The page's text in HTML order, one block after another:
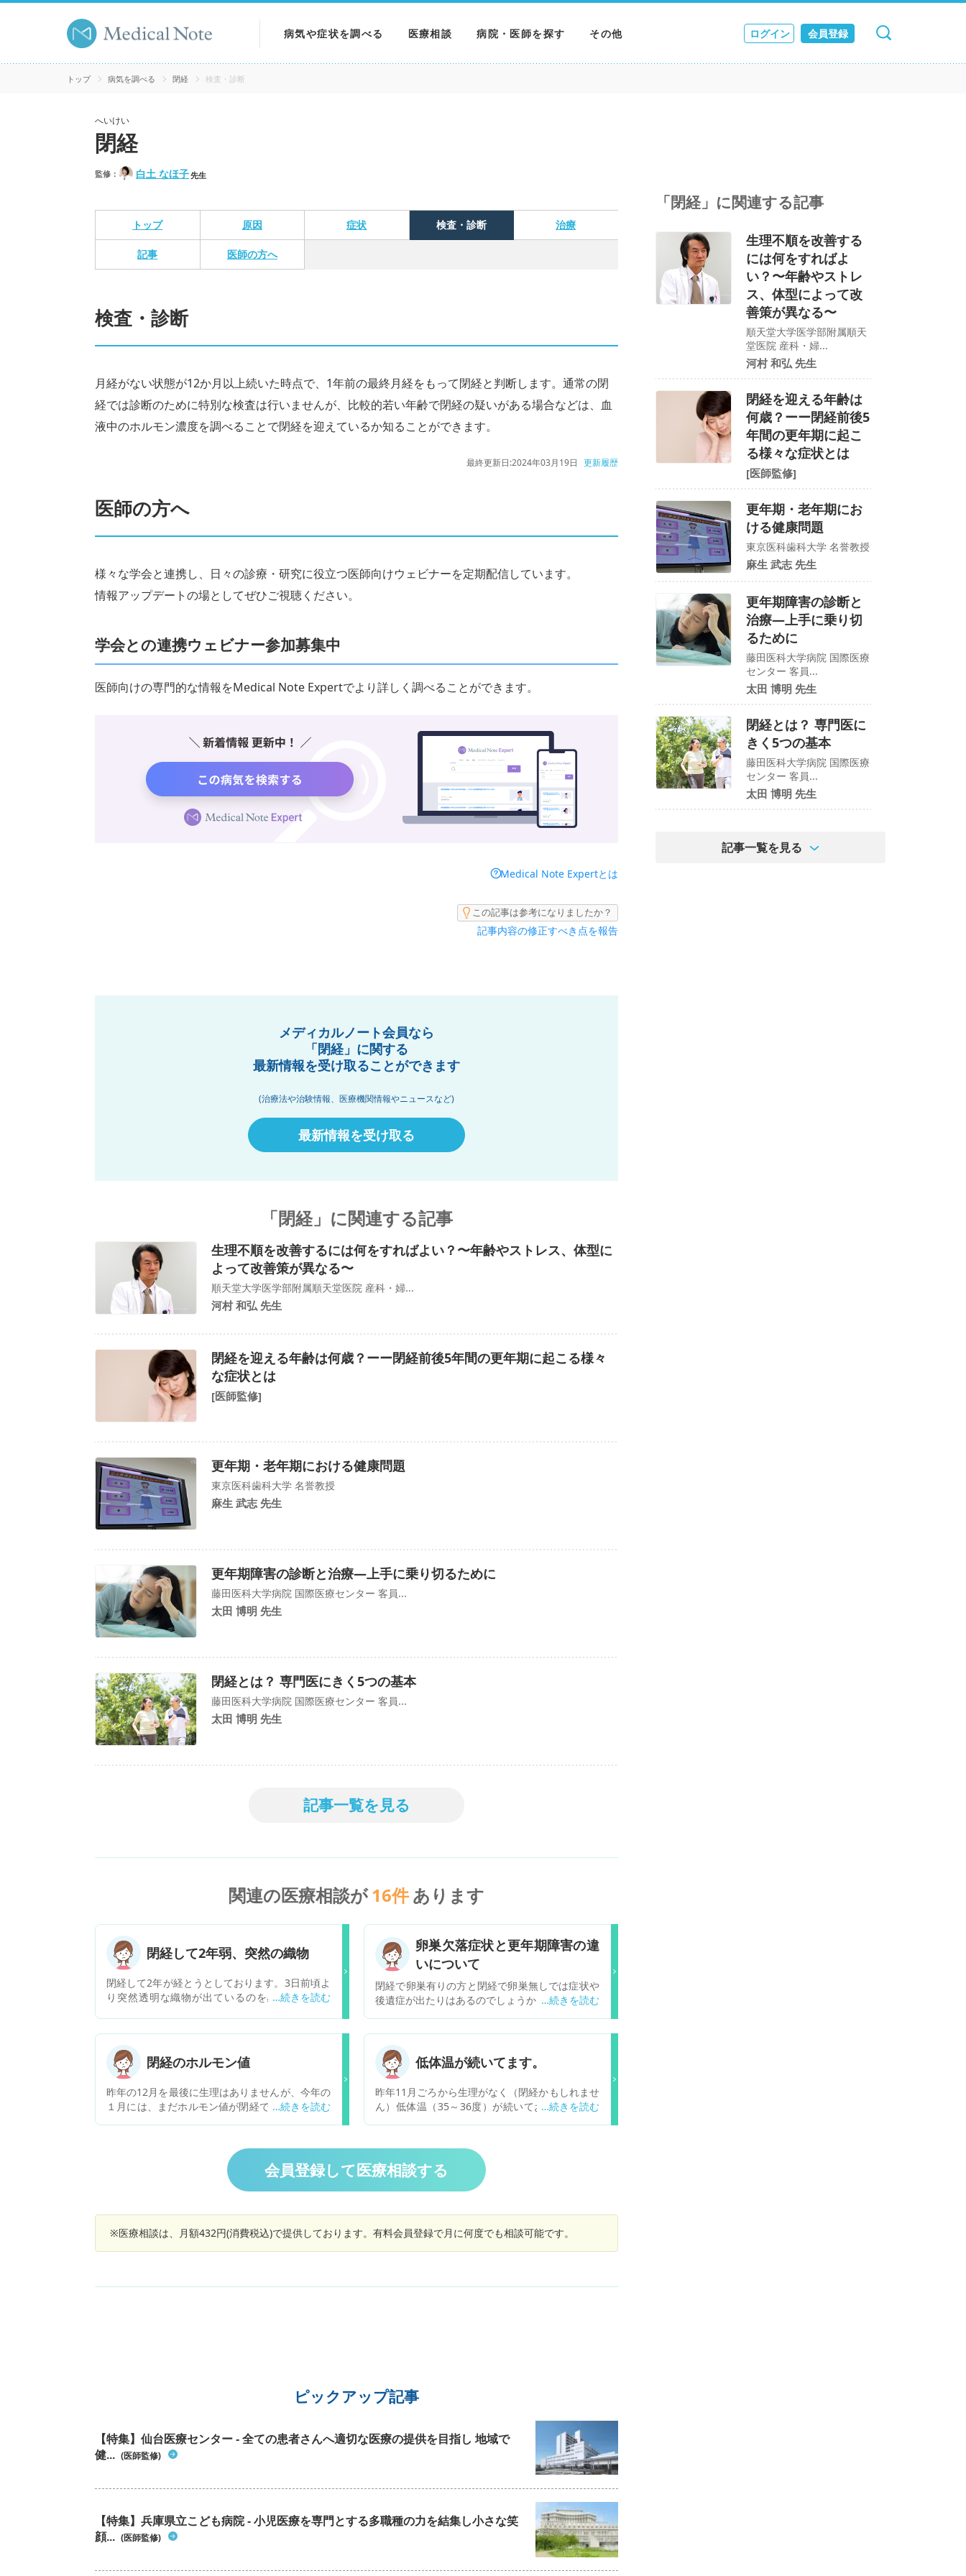
病気や症状を調べる
病気を調べる
医療相談 病院・医師を探す
病院を探す
その他
MNニュース
ログイン 会員登録
検索 キャンセル
トップ 病気を調べる 閉経 検査・診断
へいけい
閉経
監修： 白土 なほ子先生
トップ 原因 症状 検査・診断 治療
記事 医師の方へ
検査・診断
月経がない状態が12か月以上続いた時点で、1年前の最終月経をもって閉経と判断します。通常の閉
経では診断のために特別な検査は行いませんが、比較的若い年齢で閉経の疑いがある場合などは、血
液中のホルモン濃度を調べることで閉経を迎えているか知ることができます。
最終更新日:2024年03月19日 更新履歴
医師の方へ
様々な学会と連携し、日々の診療・研究に役立つ医師向けウェビナーを定期配信しています。
情報アップデートの場としてぜひご視聴ください。
学会との連携ウェビナー参加募集中
医師向けの専門的な情報をMedical Note Expertでより詳しく調べることができます。
Medical Note Expertとは
この記事は参考になりましたか？
記事内容の修正すべき点を報告
メディカルノート会員なら
「閉経」に関する
最新情報を受け取ることができます
(治療法や治験情報、医療機関情報やニュースなど)
最新情報を受け取る
「閉経」に関連する記事
生理不順を改善するには何をすればよい？〜年齢やストレス、体型に
よって改善策が異なる〜
順天堂大学医学部附属順天堂医院 産科・婦...
河村 和弘 先生
閉経を迎える年齢は何歳？ーー閉経前後5年間の更年期に起こる様々
な症状とは
[医師監修]
更年期・老年期における健康問題
東京医科歯科大学 名誉教授
麻生 武志 先生
更年期障害の診断と治療―上手に乗り切るために
藤田医科大学病院 国際医療センター 客員...
太田 博明 先生
閉経とは？ 専門医にきく5つの基本
藤田医科大学病院 国際医療センター 客員...
太田 博明 先生
記事一覧を見る
関連の医療相談が16件あります
閉経して2年弱、突然の織物
閉経して2年が経とうとしております。3日前頃よ
り突然透明な織物が出ているのを感じておりま
致します
卵巣欠落症状と更年期障害の違
いについて
閉経で卵巣有りの方と閉経で卵巣無しでは症状や
後遺症が出たりはあるのでしょうか？ 卵巣欠落症
ます。
閉経のホルモン値
昨年の12月を最後に生理はありませんが、今年の
１月には、まだホルモン値が閉経ではないと言わ
のような感じで出血しています。 ホルモン値が閉
経値になると、絶対に生理は来ないのでしょう
低体温が続いてます。
昨年11月ごろから生理がなく（閉経かもしれませ
ん）低体温（35～36度）が続いております。 具
体温は更年期からくるものでしょうか。
会員登録して医療相談する
※医療相談は、月額432円(消費税込)で提供しております。有料会員登録で月に何度でも相談可能です。
ピックアップ記事
【特集】仙台医療センター - 全ての患者さんへ適切な医療の提供を目指し 地域で
健... (医師監修)
【特集】兵庫県立こども病院 - 小児医療を専門とする多職種の力を結集し小さな笑
顔... (医師監修)
「閉経」に関連する記事
生理不順を改善する
には何をすればよ
い？〜年齢やストレ
ス、体型によって改
善策が異なる〜
順天堂大学医学部附属順天
堂医院 産科・婦...
河村 和弘 先生
閉経を迎える年齢は
何歳？ーー閉経前後5
年間の更年期に起こ
る様々な症状とは
[医師監修]
更年期・老年期にお
ける健康問題
東京医科歯科大学 名誉教授
麻生 武志 先生
更年期障害の診断と
治療―上手に乗り切
るために
藤田医科大学病院 国際医療
センター 客員...
太田 博明 先生
閉経とは？ 専門医に
きく5つの基本
藤田医科大学病院 国際医療
センター 客員...
太田 博明 先生
記事一覧を見る